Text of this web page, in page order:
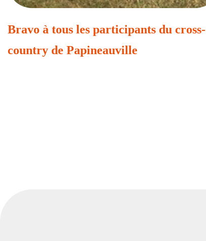
Bravo à tous les participants du cross-
country de Papineauville